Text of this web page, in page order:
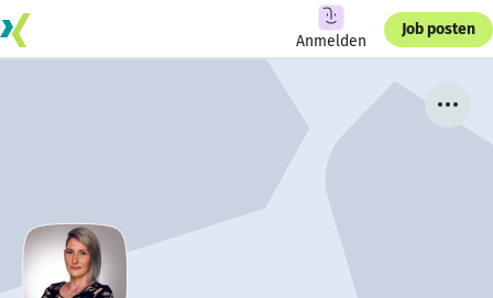
Anmelden
Job posten